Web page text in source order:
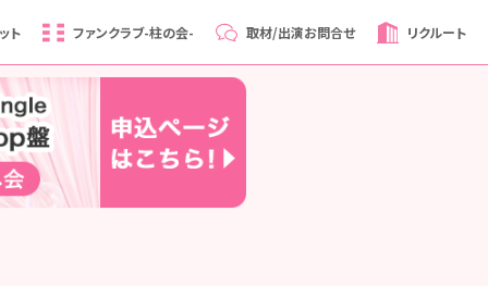
ト ファンクラブ-柱の会- 取材/出演お問合せ リクルート